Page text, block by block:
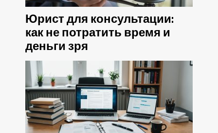
Юрист для консультации:
как не потратить время и
деньги зря